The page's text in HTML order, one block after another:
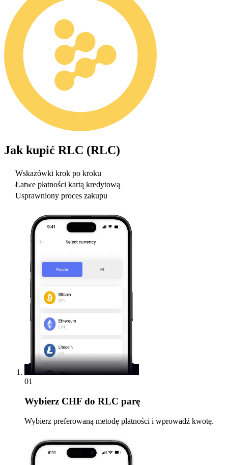
Jak kupić RLC (RLC)
Wskazówki krok po kroku
Łatwe płatności kartą kredytową
Usprawniony proces zakupu
01
Wybierz CHF do RLC parę
Wybierz preferowaną metodę płatności i wprowadź kwotę.